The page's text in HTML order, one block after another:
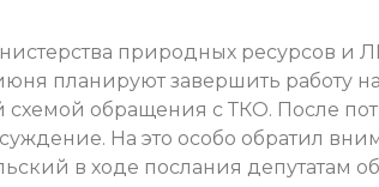
природных ресурсов и
планируют завершить работу
схемой обращения с ТКО. После
На это особо обратил
в ходе послания депутатам